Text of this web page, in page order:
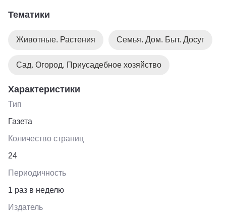
информация, содержащаяся в еженедельнике, имеет
рекомендательный характер.
Тематики
Животные. Растения Семья. Дом. Быт. Досуг
Сад. Огород. Приусадебное хозяйство
Характеристики
Тип
Газета
Количество страниц
24
Периодичность
1 раз в неделю
Издатель